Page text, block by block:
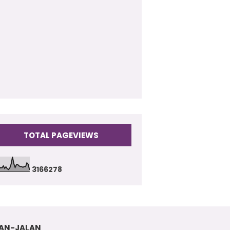
TOTAL PAGEVIEWS
3166278